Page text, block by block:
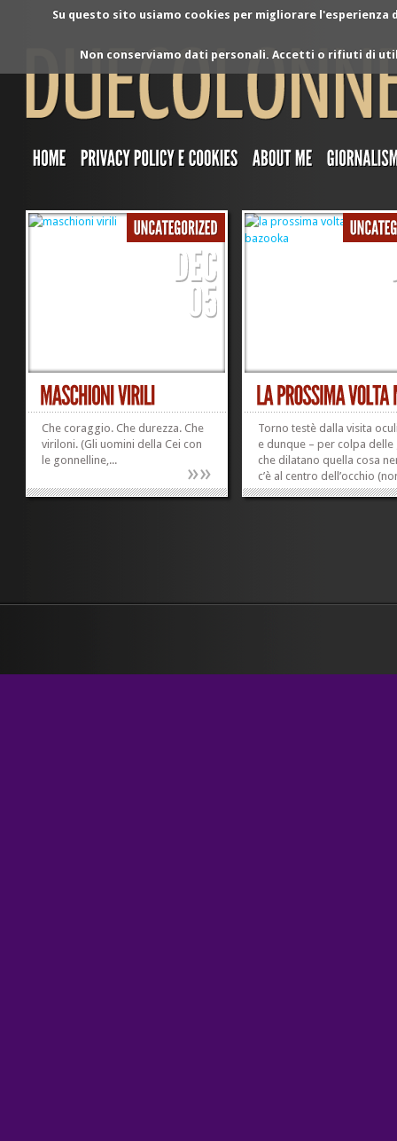
Su questo sito usiamo cookies per migliorare
Non conserviamo dati personali. Accetti o rifiuti di
Che coraggio. Che durezza. Che
viriloni. (Gli uomini della Cei con
le gonnelline,...
»»
Torno testè dalla visita
e dunque – per colpa delle
che dilatano quella cosa
c’è al centro dell’occhio
viene la parola, si vede che